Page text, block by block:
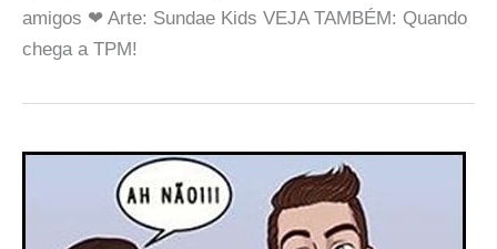
amigos ❤ Arte: Sundae Kids VEJA TAMBÉM: Quando
chega a TPM!